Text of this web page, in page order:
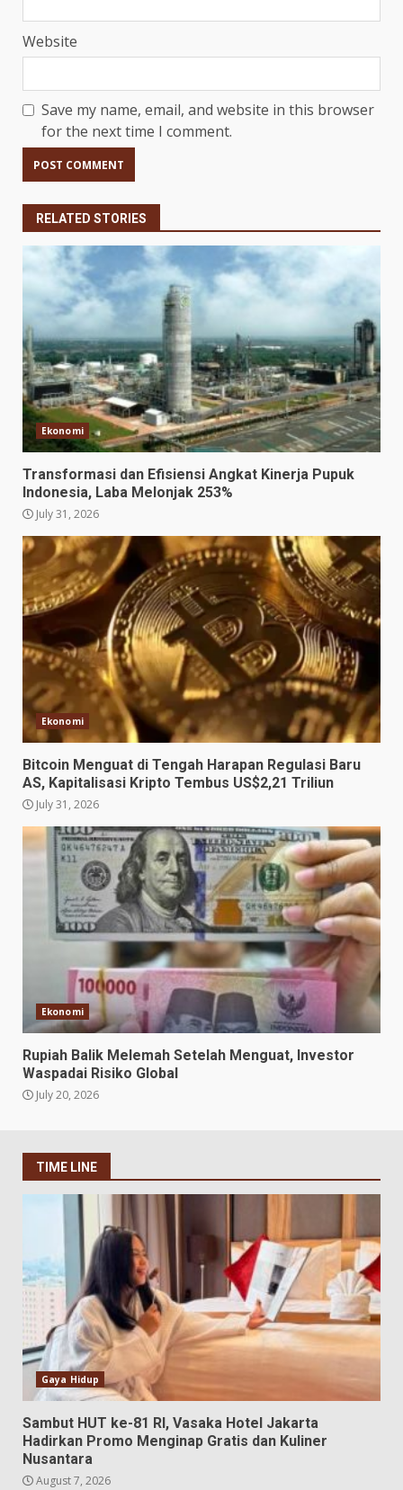
Website
Save my name, email, and website in this browser
for the next time I comment.
RELATED STORIES
Ekonomi
Transformasi dan Efisiensi Angkat Kinerja Pupuk
Indonesia, Laba Melonjak 253%
July 31, 2026
Ekonomi
Bitcoin Menguat di Tengah Harapan Regulasi Baru
AS, Kapitalisasi Kripto Tembus US$2,21 Triliun
July 31, 2026
Ekonomi
Rupiah Balik Melemah Setelah Menguat, Investor
Waspadai Risiko Global
July 20, 2026
TIME LINE
Gaya Hidup
Sambut HUT ke-81 RI, Vasaka Hotel Jakarta
Hadirkan Promo Menginap Gratis dan Kuliner
Nusantara
August 7, 2026